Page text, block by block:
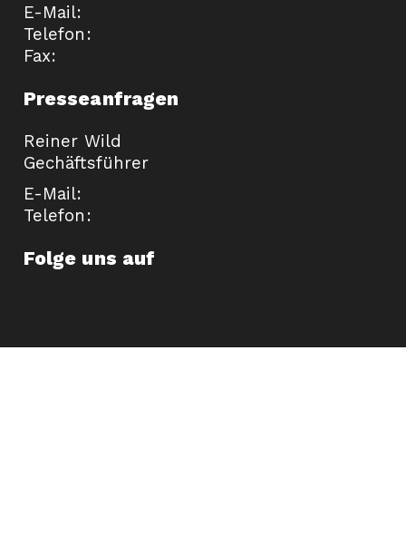
E-Mail:
Telefon:
Fax:
Presseanfragen
Reiner Wild
Gechäftsführer
E-Mail:
Telefon:
Folge uns auf